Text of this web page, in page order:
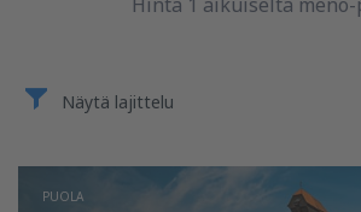
Näytä lajittelu
PUOLA